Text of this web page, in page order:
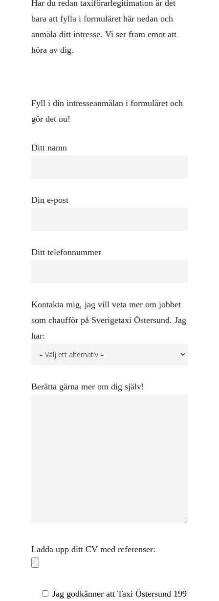
Har du redan taxiförarlegitimation är det
bara att fylla i formuläret här nedan och
anmäla ditt intresse. Vi ser fram emot att
höra av dig.
Fyll i din intresseanmälan i formuläret och
gör det nu!
Ditt namn
Din e-post
Ditt telefonnummer
Kontakta mig, jag vill veta mer om jobbet
som chaufför på Sverigetaxi Östersund. Jag
har:
Berätta gärna mer om dig själv!
Ladda upp ditt CV med referenser:
Jag godkänner att Taxi Östersund 199